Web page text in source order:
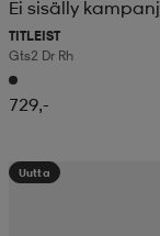
Ei sisälly
TITLEIST
Gts2 Dr Rh
729,-
Uutta